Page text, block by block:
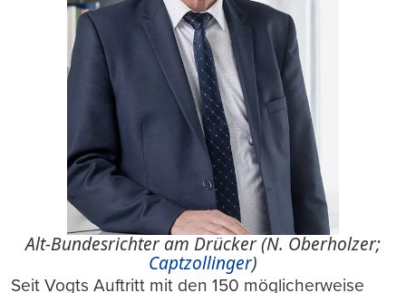
Alt-Bundesrichter am Drücker (N. Oberholzer;
Captzollinger)
Seit Vogts Auftritt mit den 150 möglicherweise